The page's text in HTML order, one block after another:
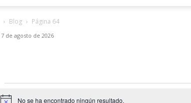
Blog Página 64
7 de agosto de 2026
EventosNo se ha encontrado ningún resultado.